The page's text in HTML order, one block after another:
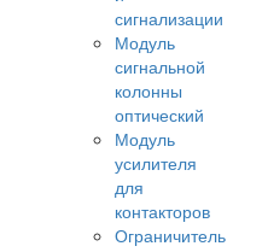
сигнализации
Модуль
сигнальной
колонны
оптический
Модуль
усилителя
для
контакторов
Ограничитель